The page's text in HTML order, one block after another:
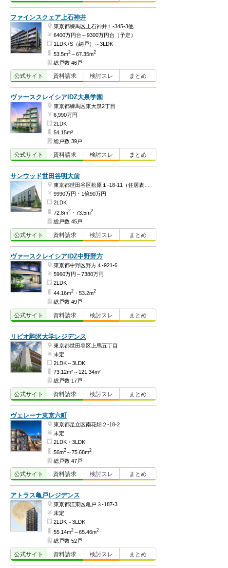
ファインスクェア上石神井
東京都練馬区上石神井１-345-3他
6400万円台～9300万円台（予定）
1LDK+S（納戸）～3LDK
53.5m2 ～67.35m2
総戸数 46戸
公式サイト 資料請求 検討スレ まとめ
ヴァースクレイシアIDZ大泉学園
東京都練馬区東大泉2丁目
6,990万円
2LDK
54.15m²
総戸数 39戸
公式サイト 資料請求 検討スレ まとめ
サンウッド世田谷明大前
9990万円・1億90万円
2LDK
72.8m2 ・73.5m2
総戸数 45戸
公式サイト 資料請求 検討スレ まとめ
ヴァースクレイシアIDZ中野野方
東京都中野区野方４-921-6
5960万円～7380万円
2LDK
44.16m2 ・53.2m2
総戸数 49戸
公式サイト 資料請求 検討スレ まとめ
リビオ駒沢大学レジデンス
東京都世田谷区上馬五丁目
未定
2LDK～3LDK
73.12m²～121.34m²
総戸数 17戸
公式サイト 資料請求 検討スレ まとめ
ヴェレーナ東京六町
東京都足立区南花畑２-18-2
未定
2LDK・3LDK
56m2 ～75.68m2
総戸数 47戸
公式サイト 資料請求 検討スレ まとめ
アトラス亀戸レジデンス
東京都江東区亀戸３-187-3
未定
2LDK～3LDK
55.14m2 ～65.46m2
総戸数 52戸
公式サイト 資料請求 検討スレ まとめ